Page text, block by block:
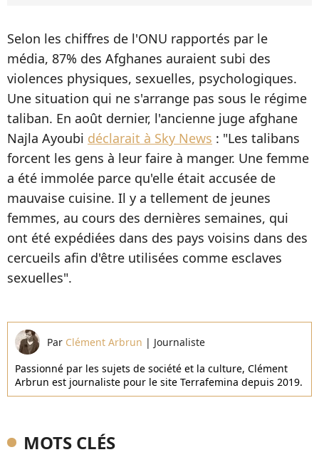
Selon les chiffres de l'ONU rapportés par le
média, 87% des Afghanes auraient subi des
violences physiques, sexuelles, psychologiques.
Une situation qui ne s'arrange pas sous le régime
taliban. En août dernier, l'ancienne juge afghane
Najla Ayoubi déclarait à Sky News : "Les talibans
forcent les gens à leur faire à manger. Une femme
a été immolée parce qu'elle était accusée de
mauvaise cuisine. Il y a tellement de jeunes
femmes, au cours des dernières semaines, qui
ont été expédiées dans des pays voisins dans des
cercueils afin d'être utilisées comme esclaves
sexuelles".
Par Clément Arbrun | Journaliste
Passionné par les sujets de société et la culture, Clément
Arbrun est journaliste pour le site Terrafemina depuis 2019.
MOTS CLÉS